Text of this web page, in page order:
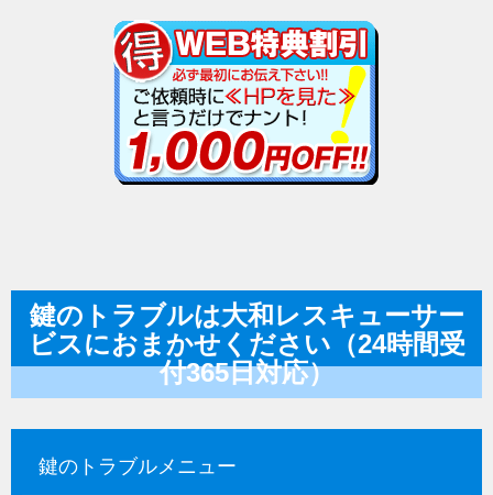
鍵のトラブルは大和レスキューサー
ビスにおまかせください（24時間受
付365日対応）
鍵のトラブルメニュー